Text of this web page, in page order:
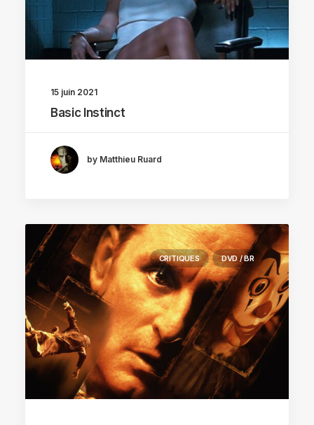
15 juin 2021
Basic Instinct
by Matthieu Ruard
CRITIQUES DVD / BR